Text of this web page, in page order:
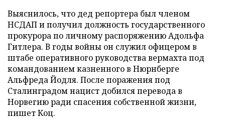
Выяснилось, что дед репортера был членом
НСДАП и получил должность государственного
прокурора по личному распоряжению Адольфа
Гитлера. В годы войны он служил офицером в
штабе оперативного руководства вермахта под
командованием казненного в Нюрнберге
Альфреда Йодля. После поражения под
Сталинградом нацист добился перевода в
Норвегию ради спасения собственной жизни,
пишет Коц.